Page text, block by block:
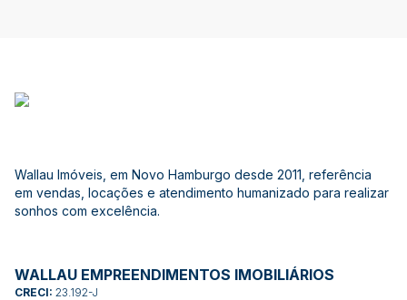
Wallau Imóveis, em Novo Hamburgo desde 2011, referência
em vendas, locações e atendimento humanizado para realizar
sonhos com excelência.
WALLAU EMPREENDIMENTOS IMOBILIÁRIOS
CRECI: 23.192-J